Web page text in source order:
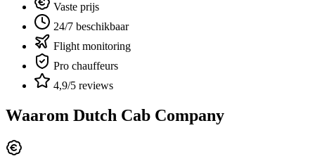
Vaste prijs
24/7 beschikbaar
Flight monitoring
Pro chauffeurs
4,9/5 reviews
Waarom Dutch Cab Company